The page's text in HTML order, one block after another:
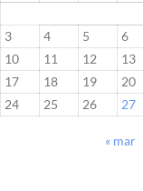
3
4 5 6
10
11 12 13
17
18 19 20
24
25 26 27
« mar